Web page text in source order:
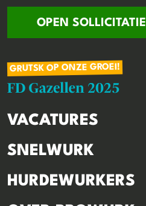
OPEN SOLLICITATIE
GRUTSK OP ONZE GROEI!
VACATURES
SNELWURK
HURDEWURKERS